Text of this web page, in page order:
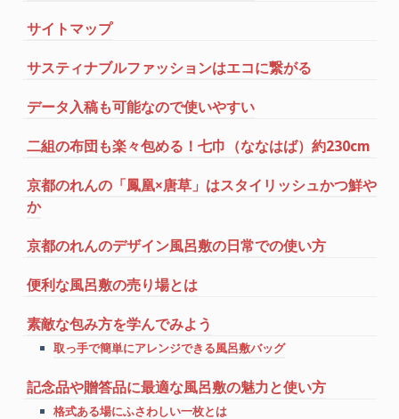
サイトマップ
サスティナブルファッションはエコに繋がる
データ入稿も可能なので使いやすい
二組の布団も楽々包める！七巾（ななはば）約230cm
京都のれんの「鳳凰×唐草」はスタイリッシュかつ鮮や
か
京都のれんのデザイン風呂敷の日常での使い方
便利な風呂敷の売り場とは
素敵な包み方を学んでみよう
取っ手で簡単にアレンジできる風呂敷バッグ
記念品や贈答品に最適な風呂敷の魅力と使い方
格式ある場にふさわしい一枚とは